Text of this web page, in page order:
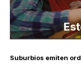
Suburbios emiten